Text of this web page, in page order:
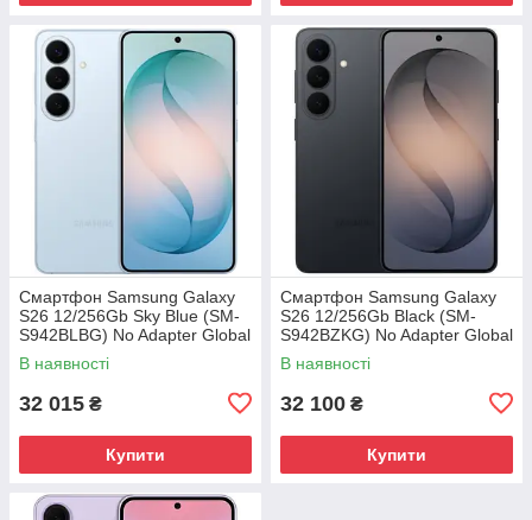
Смартфон Samsung Galaxy
S26 12/256Gb Sky Blue (SM-
S942BLBG) No Adapter Global
version
В наявності
32 015 ₴
Купити
Смартфон Samsung Galaxy
S26 12/256Gb Black (SM-
S942BZKG) No Adapter Global
version
В наявності
32 100 ₴
Купити